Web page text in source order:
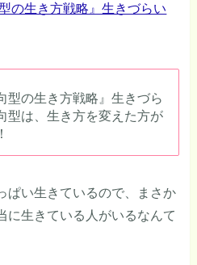
の生き方戦略』生きづらい
型の生き方戦略』生きづら
型は、生き方を変えた方が
ぱい生きているので、まさか
に生きている人がいるなんて